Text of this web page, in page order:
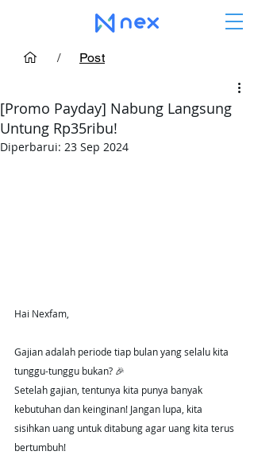
/ Post
[Promo Payday] Nabung Langsung
Untung Rp35ribu!
Diperbarui: 23 Sep 2024
Hai Nexfam,
Gajian adalah periode tiap bulan yang selalu kita
tunggu-tunggu bukan? 🎉
Setelah gajian, tentunya kita punya banyak
kebutuhan dan keinginan! Jangan lupa, kita
sisihkan uang untuk ditabung agar uang kita terus
bertumbuh!